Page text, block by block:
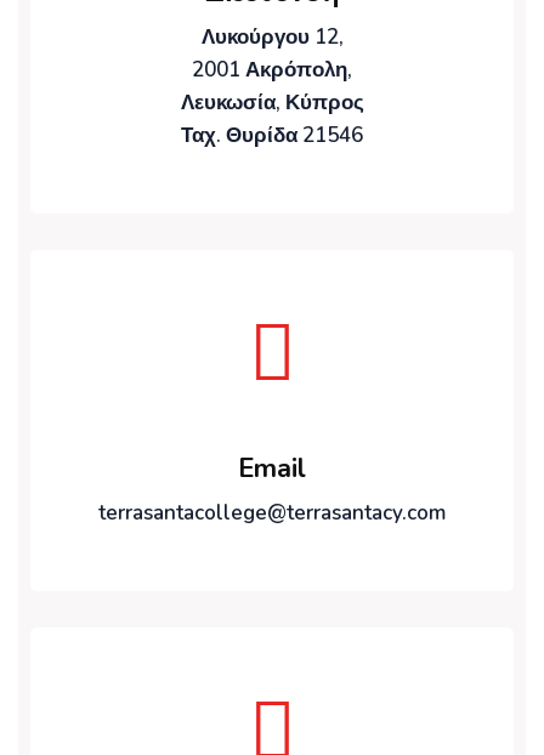
Λυκούργου 12,
2001 Ακρόπολη,
Λευκωσία, Κύπρος
Ταχ. Θυρίδα 21546
Email
terrasantacollege@terrasantacy.com